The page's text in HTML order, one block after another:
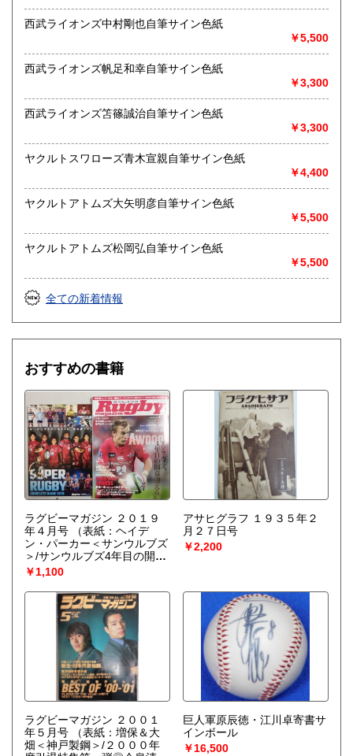
西武ライオンズ中村剛也自筆サイン色紙
￥5,500
西武ライオンズ帆足和幸自筆サイン色紙
￥3,300
西武ライオンズ笘篠誠治自筆サイン色紙
￥3,300
ヤクルトスワローズ青木宣親自筆サイン色紙
￥4,400
ヤクルトアトムズ大矢明彦自筆サイン色紙
￥5,500
ヤクルトアトムズ松岡弘自筆サイン色紙
￥5,500
全ての新着情報
おすすめの書籍
ラグビーマガジン ２０１９
年４月号
（表紙：ヘイデ
ン・パーカー＜サンウルブズ
＞/サンウルブズ4年目の開
幕/GOOD MAN AWARDS）
￥1,100
アサヒグラフ １９３５年２
月２７日号
￥2,200
ラグビーマガジン ２００１
年５月号
（表紙：増保＆大
畑＜神戸製鋼＞/２０００年
巨人軍原辰徳・江川卓寄書サ
インボール
￥16,500